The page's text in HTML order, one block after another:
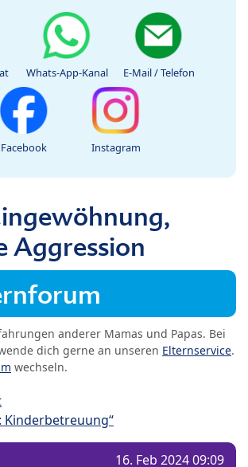
Whats-App-Kanal E-Mail / Telefon
Facebook Instagram
Aggression
anderer Mamas und Papas. Bei
dich gerne an unseren Elternservice.
wechseln.
Kinderbetreuung“
16. Feb 2024 09:09